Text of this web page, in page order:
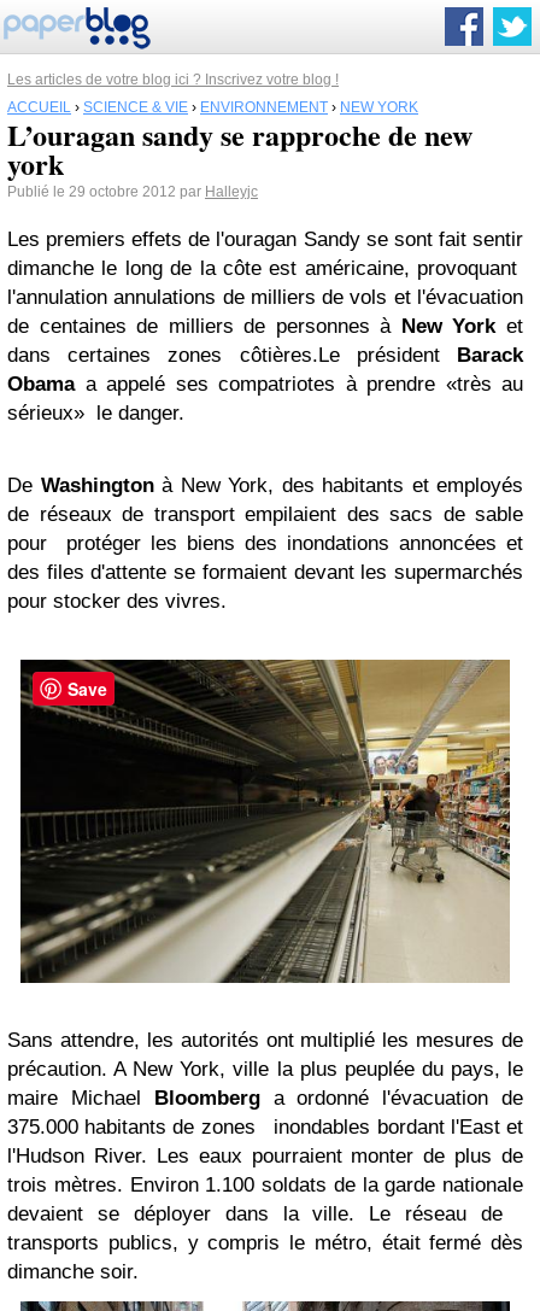
Les articles de votre blog ici ? Inscrivez votre blog !
ACCUEIL › SCIENCE & VIE › ENVIRONNEMENT › NEW YORK
L’ouragan sandy se rapproche de new
york
Publié le 29 octobre 2012 par Halleyjc
Les premiers effets de l'ouragan Sandy se sont fait sentir
dimanche le long de la côte est américaine, provoquant
l'annulation annulations de milliers de vols et l'évacuation
de centaines de milliers de personnes à New Yorket
dans certaines zones côtières.Le président Barack
Obamaa appelé ses compatriotes à prendre «très au
sérieux» le danger.
De Washingtonà New York, des habitants et employés
de réseaux de transport empilaient des sacs de sable
pour protéger les biens des inondations annoncées et
des files d'attente se formaient devant les supermarchés
pour stocker des vivres.
Sans attendre, les autorités ont multiplié les mesures de
précaution. A New York, ville la plus peuplée du pays, le
maire Michael Bloomberga ordonné l'évacuation de
375.000 habitants de zones inondables bordant l'East et
l'Hudson River. Les eaux pourraient monter de plus de
trois mètres. Environ 1.100 soldats de la garde nationale
devaient se déployer dans la ville. Le réseau de
transports publics, y compris le métro, était fermé dès
dimanche soir.
Save